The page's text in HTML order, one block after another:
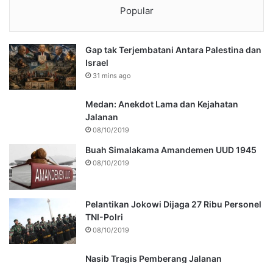
Popular
Gap tak Terjembatani Antara Palestina dan
Israel
31 mins ago
Medan: Anekdot Lama dan Kejahatan
Jalanan
08/10/2019
Buah Simalakama Amandemen UUD 1945
08/10/2019
Pelantikan Jokowi Dijaga 27 Ribu Personel
TNI-Polri
08/10/2019
Nasib Tragis Pemberang Jalanan